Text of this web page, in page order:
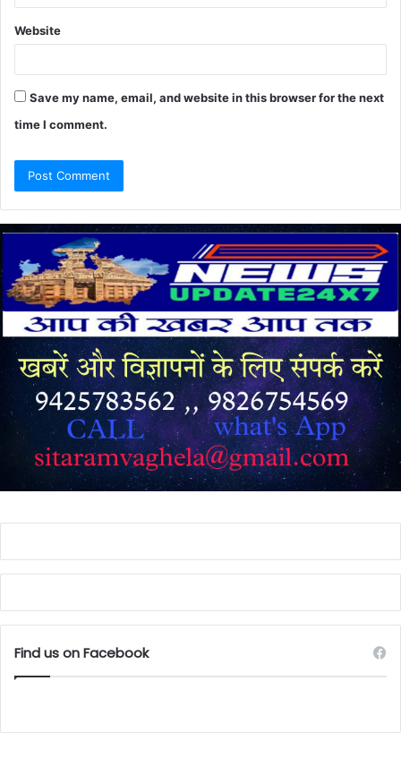
Website
Save my name, email, and website in this browser for the next
time I comment.
Find us on Facebook